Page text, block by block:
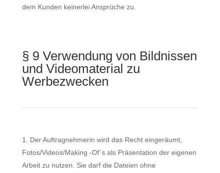
dem Kunden keinerlei Ansprüche zu.
§ 9 Verwendung von Bildnissen
und Videomaterial zu
Werbezwecken
Der Auftragnehmerin wird das Recht eingeräumt,
Fotos/Videos/Making -Of´s als Präsentation der eigenen
Arbeit zu nutzen. Sie darf die Dateien ohne